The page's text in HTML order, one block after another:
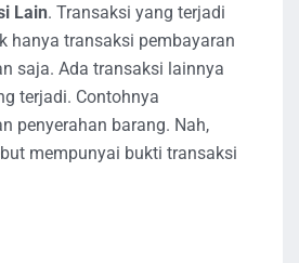
Lain. Transaksi yang terjadi
hanya transaksi pembayaran
saja. Ada transaksi lainnya
terjadi. Contohnya
penyerahan barang. Nah,
mempunyai bukti transaksi